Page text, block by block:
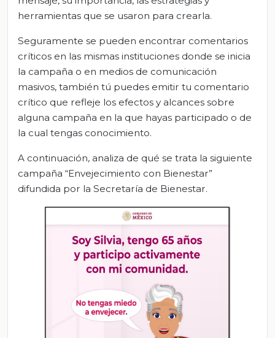
herramientas que se usaron para crearla.
Seguramente se pueden encontrar comentarios
críticos en las mismas instituciones donde se inicia
la campaña o en medios de comunicación
masivos, también tú puedes emitir tu comentario
crítico que refleje los efectos y alcances sobre
alguna campaña en la que hayas participado o de
la cual tengas conocimiento.
A continuación, analiza de qué se trata la siguiente
campaña “Envejecimiento con Bienestar”
difundida por la Secretaría de Bienestar.